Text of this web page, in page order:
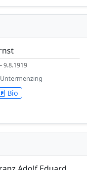
9.8.1919
Bio